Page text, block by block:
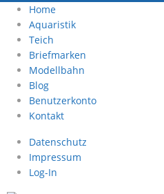
Home
Aquaristik
Teich
Briefmarken
Modellbahn
Blog
Benutzerkonto
Kontakt
Datenschutz
Impressum
Log-In